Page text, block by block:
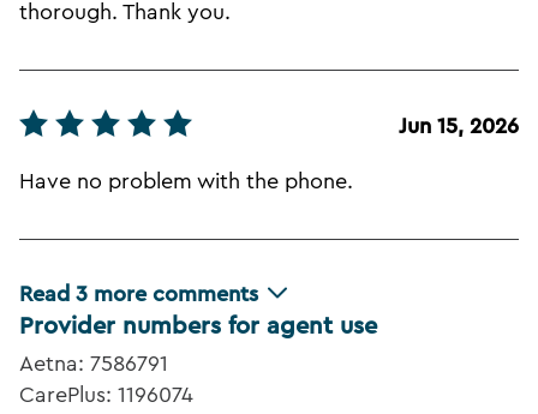
thorough. Thank you.
Jun 15, 2026
Have no problem with the phone.
Read 3 more comments
Provider numbers for agent use
Aetna: 7586791
CarePlus: 1196074